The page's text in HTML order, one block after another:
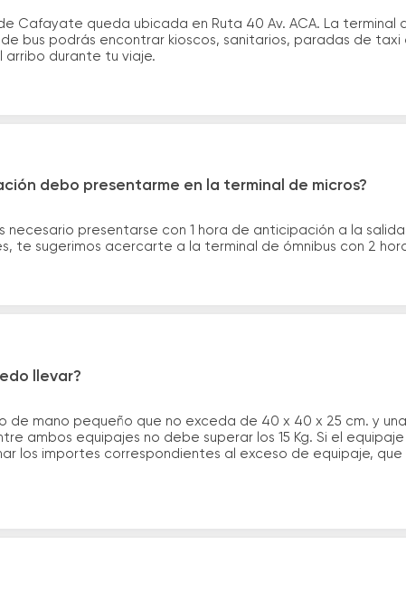
Cafayate queda ubicada en Ruta 40 Av. ACA. La
de bus podrás encontrar kioscos, sanitarios, paradas de
durante tu viaje.
debo presentarme en la terminal de micros?
necesario presentarse con 1 hora de anticipación a la
te sugerimos acercarte a la terminal de ómnibus con 2
llevar?
de mano pequeño que no exceda de 40 x 40 x 25 cm. y
ambos equipajes no debe superar los 15 Kg. Si el
los importes correspondientes al exceso de equipaje,